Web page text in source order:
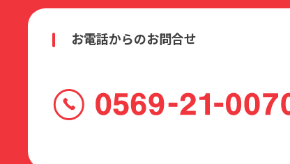
お電話からのお問合せ